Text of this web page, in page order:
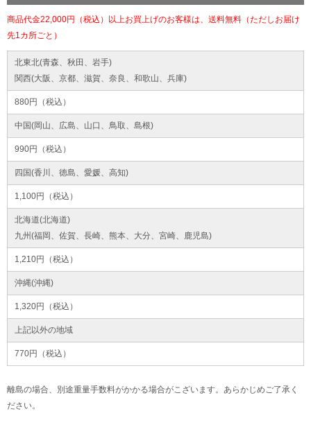
商品代金22,000円（税込）以上お買上げのお客様は、送料無料（ただしお届け
先1カ所ごと）
北東北(青森、秋田、岩手)
関西(大阪、京都、滋賀、奈良、和歌山、兵庫)
880円（税込）
中国(岡山、広島、山口、鳥取、島根)
990円（税込）
四国(香川、徳島、愛媛、高知)
1,100円（税込）
北海道(北海道)
九州(福岡、佐賀、長崎、熊本、大分、宮崎、鹿児島)
1,210円（税込）
沖縄(沖縄)
1,320円（税込）
上記以外の地域
770円（税込）
離島の場合、別途重量手数料がかかる場合がこざいます。あらかじめご了承く
ださい。